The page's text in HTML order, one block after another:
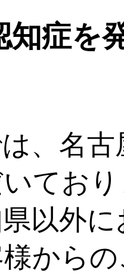
知症を
、名
てお
以外
から